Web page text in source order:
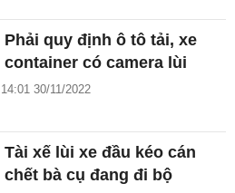
Phải quy định ô tô tải, xe
container có camera lùi
14:01 30/11/2022
Tài xế lùi xe đầu kéo cán
chết bà cụ đang đi bộ